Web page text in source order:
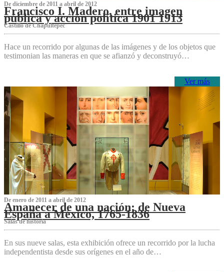
De diciembre de 2011 a abril de 2012
Francisco I. Madero, entre imagen
pública y acción política 1901 1913
Castillo de Chapultepec
Hace un recorrido por algunas de las imágenes y de los objetos que
testimonian las maneras en que se afianzó y deconstruyó…
Ver más
De enero de 2011 a abril de 2012
Amanecer de una nación: de Nueva
España a México, 1765-1836
Salas de historia
En sus nueve salas, esta exhibición ofrece un recorrido por la lucha
independentista desde sus orígenes en el año de…